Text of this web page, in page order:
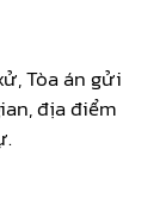
Tòa án gửi
địa điểm